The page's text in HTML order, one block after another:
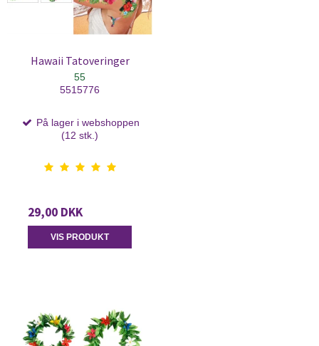
Hawaii Tatoveringer
55
5515776
På lager i webshoppen
(12 stk.)
29,00 DKK
VIS PRODUKT